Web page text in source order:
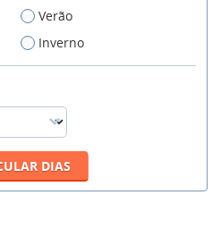
Verão
Inverno